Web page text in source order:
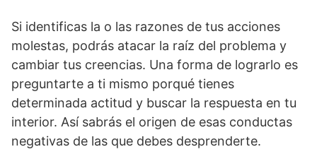
Si identificas la o las razones de tus acciones
molestas, podrás atacar la raíz del problema y
cambiar tus creencias. Una forma de lograrlo es
preguntarte a ti mismo porqué tienes
determinada actitud y buscar la respuesta en tu
interior. Así sabrás el origen de esas conductas
negativas de las que debes desprenderte.